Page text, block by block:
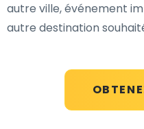
autre ville, événement
autre destination